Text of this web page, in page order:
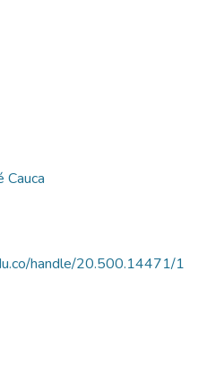
Cauca
handle/20.500.14471/1